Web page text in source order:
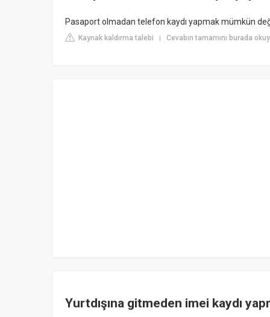
Pasaport olmadan telefon kaydı yapmak mümkün
Kaynak kaldırma talebi | Cevabın tamamını burada
Yurtdışına gitmeden imei kaydı